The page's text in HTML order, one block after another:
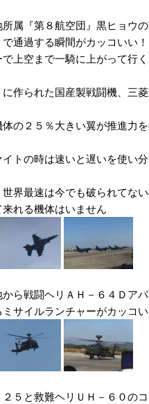
属『第８航空団』黒ヒョウ
通過する瞬間がカッコいい！
上空まで一騎に上がって行
に作られた国産製戦闘機、三
の２５％大きい翼が推進力
トの時は速いと遅いを使い
界最速は今でも破られてな
れる機体はいません
ら戦闘ヘリＡＨ－６４Ｄア
サイルランチャーがカッコ
５と救難ヘリＵＨ－６０の